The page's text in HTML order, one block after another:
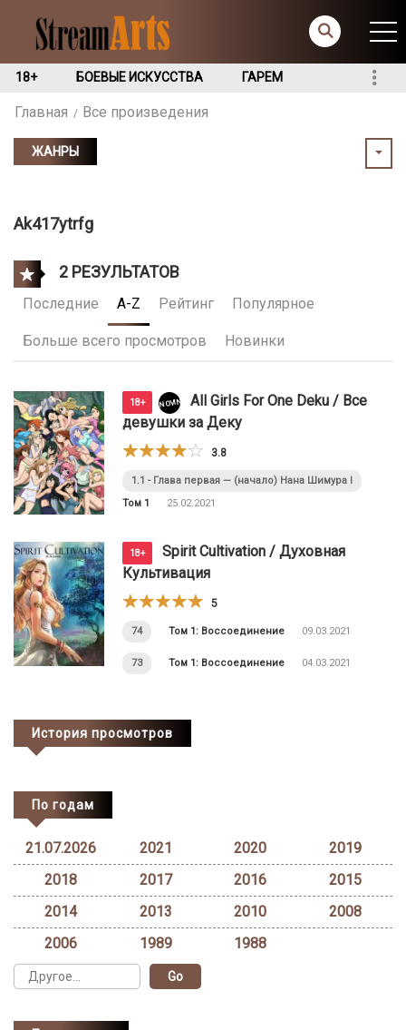
18+ БОЕВЫЕ ИСКУССТВА ГАРЕМ
Главная Все произведения
ЖАНРЫ
Ak417ytrfg
2 РЕЗУЛЬТАТОВ
Последние A-Z Рейтинг Популярное
Больше всего просмотров Новинки
18+ NOVINKIAll Girls For One Deku / Все
девушки за Деку
3.8
1.1 - Глава первая — (начало) Нана Шимура I
Том 1
25.02.2021
18+
Spirit Cultivation / Духовная
Культивация
5
74 Том 1: Воссоединение 09.03.2021
73 Том 1: Воссоединение 04.03.2021
История просмотров
По годам
21.07.2026 2021 2020
2019
2018
2017 2016
2015
2014
2013 2010
2008
2006
1989 1988